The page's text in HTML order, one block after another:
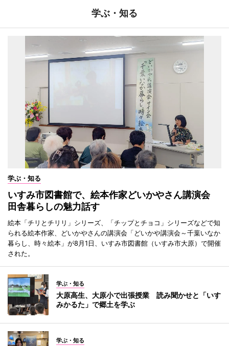
学ぶ・知る
学ぶ・知る
いすみ市図書館で、絵本作家どいかやさん講演会
田舎暮らしの魅力話す
絵本「チリとチリリ」シリーズ、「チップとチョコ」シリーズなどで知
られる絵本作家、どいかやさんの講演会「どいかや講演会～千葉いなか
暮らし、時々絵本」が8月1日、いすみ市図書館（いすみ市大原）で開催
された。
学ぶ・知る
大原高生、大原小で出張授業 読み聞かせと「いす
みかるた」で郷土を学ぶ
学ぶ・知る